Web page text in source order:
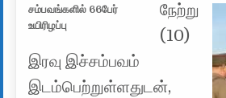
சம்பவங்களில் 66பேர்
உயிரிழப்பு
நேற்று
(10)
இரவு இச்சம்பவம்
இடம்பெற்றுள்ளதுடன்,